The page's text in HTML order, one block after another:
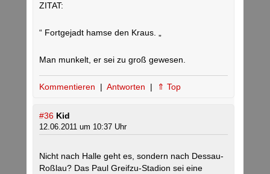
ZITAT:
“ Fortgejadt hamse den Kraus. „
Man munkelt, er sei zu groß gewesen.
Kommentieren | Antworten | ⇑ Top
#36 Kid
12.06.2011 um 10:37 Uhr
Nicht nach Halle geht es, sondern nach Dessau-
Roßlau? Das Paul Greifzu-Stadion sei eine